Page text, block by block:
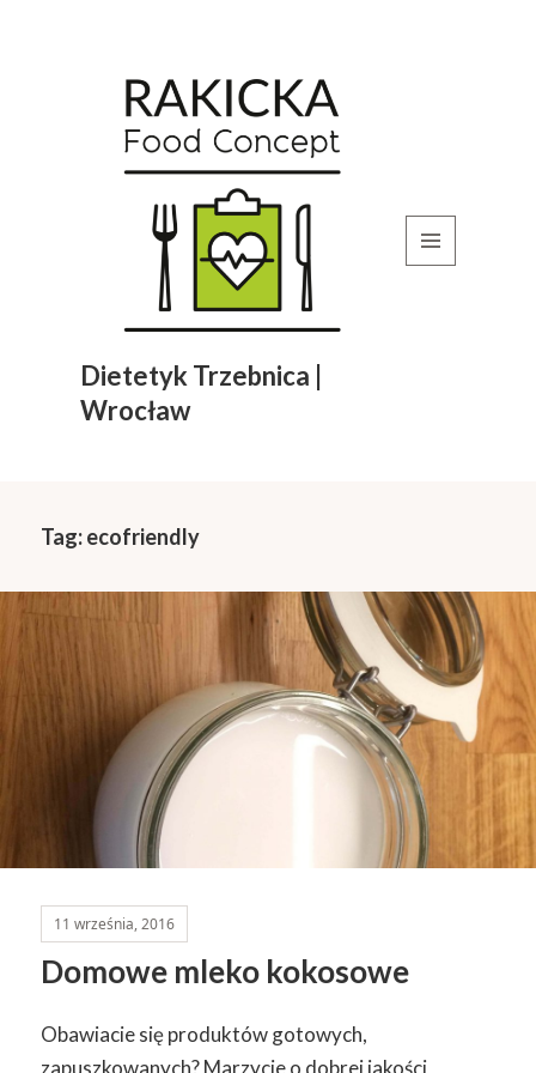
Dietetyk Trzebnica |
Wrocław
Tag:ecofriendly
11 września, 2016
Domowe mleko kokosowe
Obawiacie się produktów gotowych,
zapuszkowanych? Marzycie o dobrej jakości